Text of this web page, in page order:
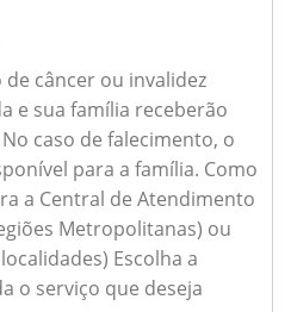
câncer ou invalidez
e sua família receberão
caso de falecimento, o
para a família. Como
a Central de Atendimento
Metropolitanas) ou
Escolha a
o serviço que deseja